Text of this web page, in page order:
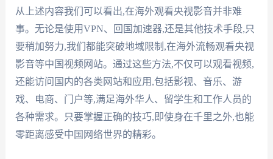
从上述内容我们可以看出,在海外观看央视影音并非难
事。无论是使用VPN、回国加速器,还是其他技术手段,只
要稍加努力,我们都能突破地域限制,在海外流畅观看央视
影音等中国视频网站。通过这些方法,不仅可以观看视频,
还能访问国内的各类网站和应用,包括影视、音乐、游
戏、电商、门户等,满足海外华人、留学生和工作人员的
各种需求。只要掌握正确的技巧,即使身在千里之外,也能
零距离感受中国网络世界的精彩。